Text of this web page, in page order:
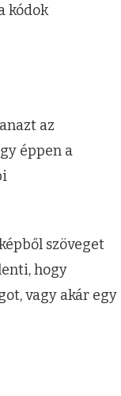
kódok
az
éppen a
szöveget
hogy
vagy akár egy